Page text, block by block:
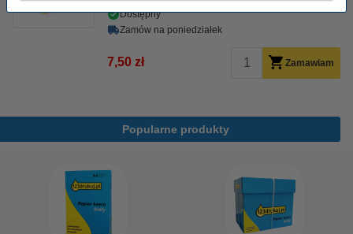
Dostępny
Zamów na poniedziałek
7,50 zł Zamawiam
Popularne produkty